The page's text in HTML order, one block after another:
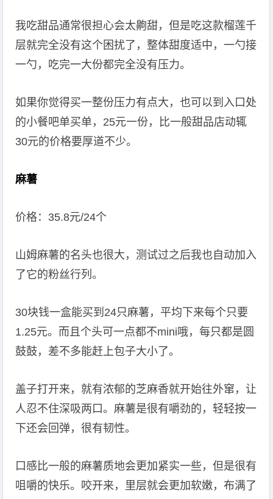
我吃甜品通常很担心会太齁甜，但是吃这款榴莲千
层就完全没有这个困扰了，整体甜度适中，一勺接
一勺，吃完一大份都完全没有压力。
如果你觉得买一整份压力有点大，也可以到入口处
的小餐吧单买单，25元一份，比一般甜品店动辄
30元的价格要厚道不少。
麻薯
价格：35.8元/24个
山姆麻薯的名头也很大，测试过之后我也自动加入
了它的粉丝行列。
30块钱一盒能买到24只麻薯，平均下来每个只要
1.25元。而且个头可一点都不mini哦，每只都是圆
鼓鼓，差不多能赶上包子大小了。
盖子打开来，就有浓郁的芝麻香就开始往外窜，让
人忍不住深吸两口。麻薯是很有嚼劲的，轻轻按一
下还会回弹，很有韧性。
口感比一般的麻薯质地会更加紧实一些，但是很有
咀嚼的快乐。咬开来，里层就会更加软嫩，布满了